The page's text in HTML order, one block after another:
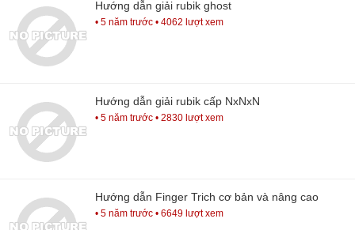
Hướng dẫn giải rubik ghost
• 5 năm trước • 4062 lượt xem
Hướng dẫn giải rubik cấp NxNxN
• 5 năm trước • 2830 lượt xem
Hướng dẫn Finger Trich cơ bản và nâng cao
• 5 năm trước • 6649 lượt xem